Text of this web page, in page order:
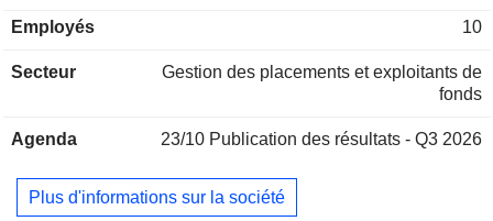
de la société comprend entre 20 et 35 entreprises, dont
Nordisk, Incyte, Isis Pharmaceuticals, Immunogen,
Halozyme Therapeutics, Ariad Pharmaceuticals, Biomarin
Pharmaceuticals, Achillion Pharmaceuticals, Swedish
Glenmark Pharmaceuticals, Strides Arcolab, Endocyte,
Probiodrug et Idenix Pharmaceuticals.
Employés 10
Secteur
Gestion des placements et exploitants de
fonds
Agenda 23/10 Publication des résultats - Q3 2026
Plus d'informations sur la société